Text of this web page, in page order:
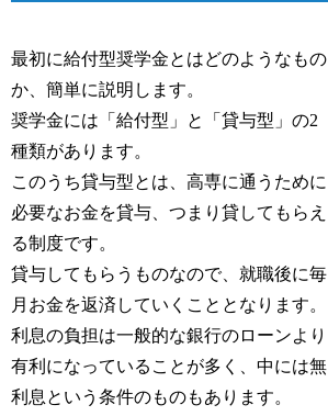
最初に給付型奨学金とはどのようなもの
か、簡単に説明します。
奨学金には「給付型」と「貸与型」の2
種類があります。
このうち貸与型とは、高専に通うために
必要なお金を貸与、つまり貸してもらえ
る制度です。
貸与してもらうものなので、就職後に毎
月お金を返済していくこととなります。
利息の負担は一般的な銀行のローンより
有利になっていることが多く、中には無
利息という条件のものもあります。